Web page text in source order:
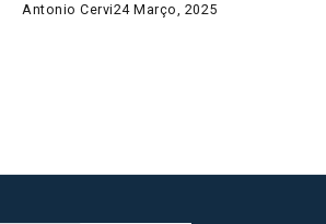
Antonio Cervi24 Março, 2025